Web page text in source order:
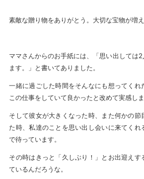
素敵な贈り物をありがとう。大切な宝物が増え
ママさんからのお手紙には、「思い出しては
ます。」と書いてありました。
一緒に過ごした時間をそんなにも想ってくれ
この仕事をしていて良かったと改めて実感しま
そして彼女が大きくなった時、また何かの節
た時、私達のことを思い出し会いに来てくれ
で待っています。
その時はきっと「久しぶり！」とお出迎えす
ているんだろうな。